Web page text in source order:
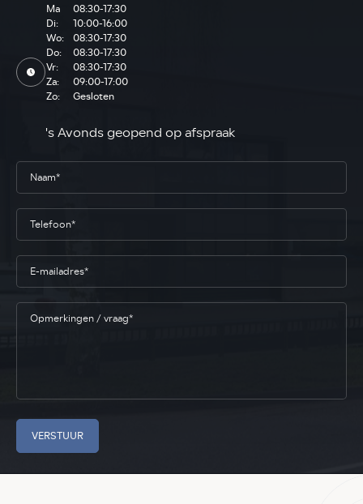
Ma
08:30-17:30
Di:
10:00-16:00
Wo:
08:30-17:30
Do:
08:30-17:30
Vr:
08:30-17:30
Za:
09:00-17:00
Zo:
Gesloten
's Avonds geopend op afspraak
VERSTUUR